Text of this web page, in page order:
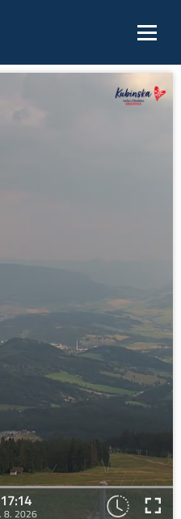
17:14
8. 2026